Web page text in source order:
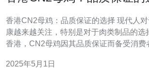
香港CN2母鸡：品质保证的选择 现代人对于食品安全和健
康越来越关注，特别是对于肉类制品的选
香港，CN2母鸡因其品质保证而备受消费
CN2母鸡是一种特殊的肉鸡品种，其养殖
2025年5月1日